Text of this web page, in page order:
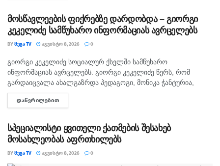
სამეთვალყურეო...
მოსწავლეების ფიქრებზე დარდობდა – გიორგი
კეკელიძე სამწუხარო ინფორმაციას ავრცელებს
BYᲛᲔᲒᲐ TV ᲐᲒᲕᲘᲡᲢᲝ 8, 2026 0
ᲛᲗᲐᲕᲐᲠᲘ
გიორგი კეკელიძე სოციალურ ქსელში სამწუხარო
ინფორმაციას ავრცელებს. გიორგი კეკელიძე წერს, რომ
გარდაიცვალა ახალგაზრდა პედაგოგი, მონიკა ჭანტურია,
რომელიც თავისი მოსწავლეების მიმართ განსაკუთრებული
სიყვარულით გამოირჩეოდა. „არასდროს მგონებია, რომ აქ,
ᲓᲐᲬᲕᲠᲘᲚᲔᲑᲘᲗ
სპეციალისტი ყვითელი ქათმების შესახებ
მოსახლეობას აფრთხილებს
BYᲛᲔᲒᲐ TV ᲐᲒᲕᲘᲡᲢᲝ 8, 2026 0